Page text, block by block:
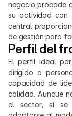
negocio probado
su actividad con
central
de gestión para
Perfil del
El perfil ideal
dirigido a
capacidad de
calidad. Aunque
el sector, sí se